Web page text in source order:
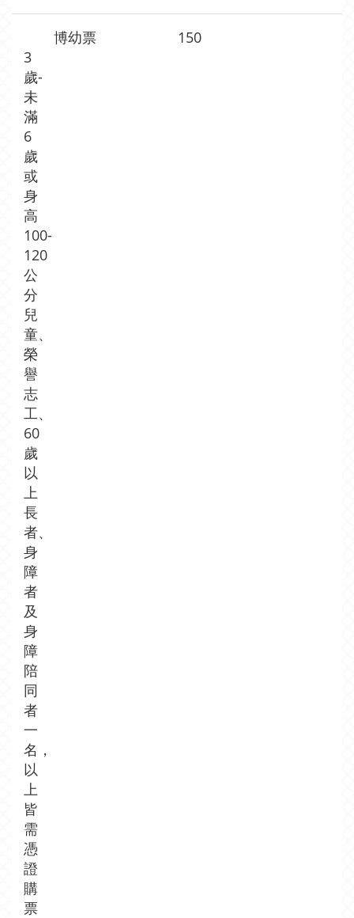
博幼票
150
3
歲-
未
滿
6
歲
或
身
高
100-
120
公
分
兒
童、
榮
譽
志
工、
60
歲
以
上
長
者、
身
障
者
及
身
障
陪
同
者
一
名，
以
上
皆
需
憑
證
購
票